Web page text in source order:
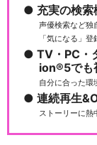
充実の検
声優検索など独
「気になる」
TV・PC・
ion®5でも
自分に合った環
連続再生
ストーリーに熱